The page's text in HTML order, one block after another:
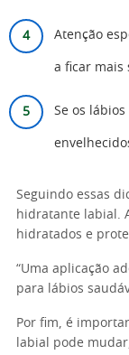
Atenção
a ficar mais
Se os
Seguindo essas
hidratante labial.
hidratados e
“Uma aplicação
para lábios
Por fim, é
labial pode